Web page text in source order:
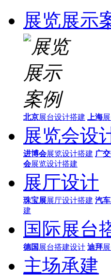
展览展示
北京展台设计搭建 上海
展览会设
进博会展览设计搭建 广
会展览设计搭建
展厅设计